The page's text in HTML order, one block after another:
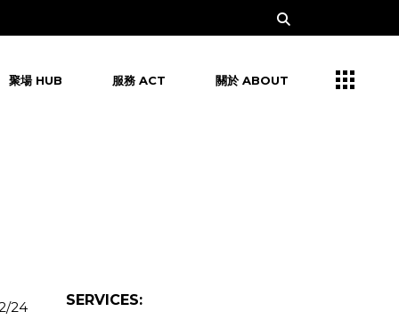
聚場 HUB 服務 ACT 關於 ABOUT
24 SERVICES: